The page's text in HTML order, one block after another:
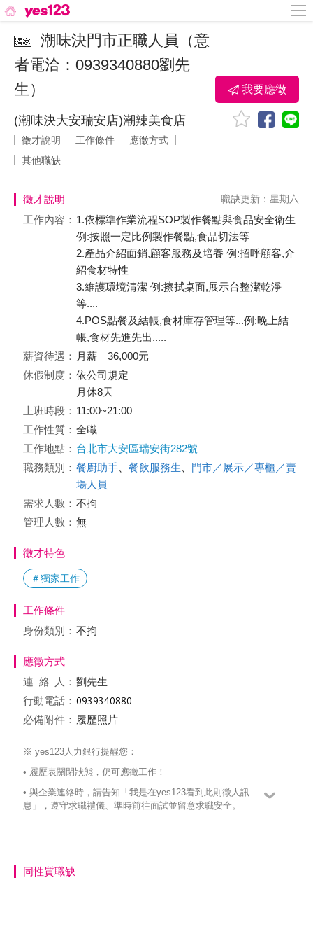
潮味決門市正職人員（意
者電洽：0939340880劉先
生）
(潮味決大安瑞安店)潮辣美食店
徵才說明 工作條件
應徵方式
其他職缺
我要應徵
徵才說明 職缺更新：星期六
工作內容： 1.依標準作業流程SOP製作餐點與食品安全衛生
例:按照一定比例製作餐點,食品切法等
2.產品介紹面銷,顧客服務及培養 例:招呼顧客,介
紹食材特性
3.維護環境清潔 例:擦拭桌面,展示台整潔乾淨
等....
4.POS點餐及結帳,食材庫存管理等...例:晚上結
帳,食材先進先出.....
薪資待遇： 月薪 36,000元
休假制度： 依公司規定
月休8天
上班時段： 11:00~21:00
工作性質： 全職
工作地點： 台北市大安區瑞安街282號
職務類別： 餐廚助手 餐飲服務生
門市／展示／專櫃／賣
場人員
需求人數： 不拘
管理人數： 無
徵才特色
＃獨家工作
工作條件
身份類別： 不拘
應徵方式
連絡
人： 劉先生
行動電話：
必備附件： 履歷照片
※ yes123人力銀行提醒您：
• 履歷表關閉狀態，仍可應徵工作！
• 與企業連絡時，請告知「我是在yes123看到此則徵人訊
息」，遵守求職禮儀、準時前往面試並留意求職安全。
同性質職缺